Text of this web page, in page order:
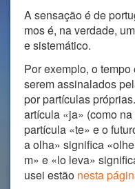
A sensação é de
mos é, na verdade,
e sistemático.
Por exemplo, o
serem assinalados
por partículas
artícula «ja» (como
partícula «te» e o
a olha» significa
m» e «lo leva»
usei estão nesta